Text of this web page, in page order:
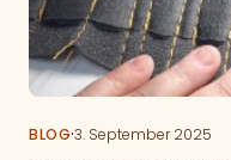
BLOG·3. September 2025